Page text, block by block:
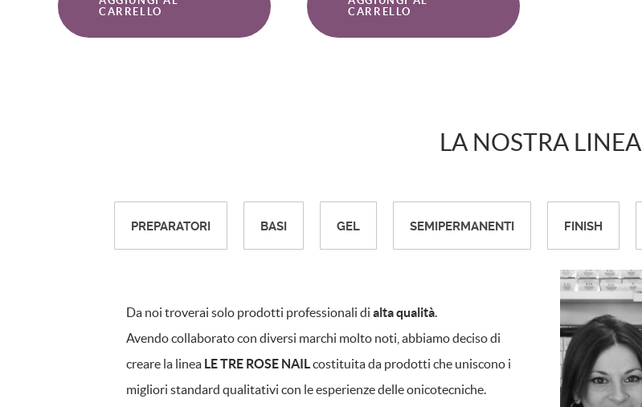
CARRELLO
CARRELLO
LA NOSTRA LINEA
PREPARATORI BASI GEL SEMIPERMANENTI FINISH
Da noi troverai solo prodotti professionali di alta qualità.
Avendo collaborato con diversi marchi molto noti, abbiamo deciso di
creare la linea LE TRE ROSE NAILcostituita da prodotti che uniscono i
migliori standard qualitativi con le esperienze delle onicotecniche.